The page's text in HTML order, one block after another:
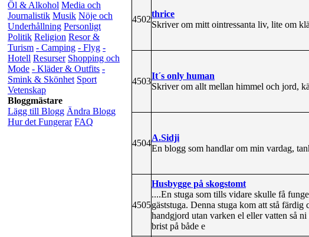
Öl & Alkohol Media och
Journalistik Musik Nöje och
Underhållning Personligt
Politik Religion Resor &
Turism - Camping - Flyg -
Hotell Resurser Shopping och
Mode - Kläder & Outfits -
Smink & Skönhet Sport
Vetenskap
Bloggmästare
Lägg till Blogg Ändra Blogg
Hur det Fungerar FAQ
4502
thrice
Skriver om mitt ointressanta liv, lite om
4503
It´s only human
Skriver om allt mellan himmel och jord,
4504
A.Sidji
En blogg som handlar om min vardag,
4505
Husbygge på skogstomt
....En stuga som tills vidare skulle få
gäststuga. Denna stuga kom att stå
handgjord utan varken el eller vatten så
brist på både e